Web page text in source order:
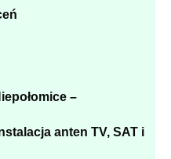
–
anten TV, SAT i